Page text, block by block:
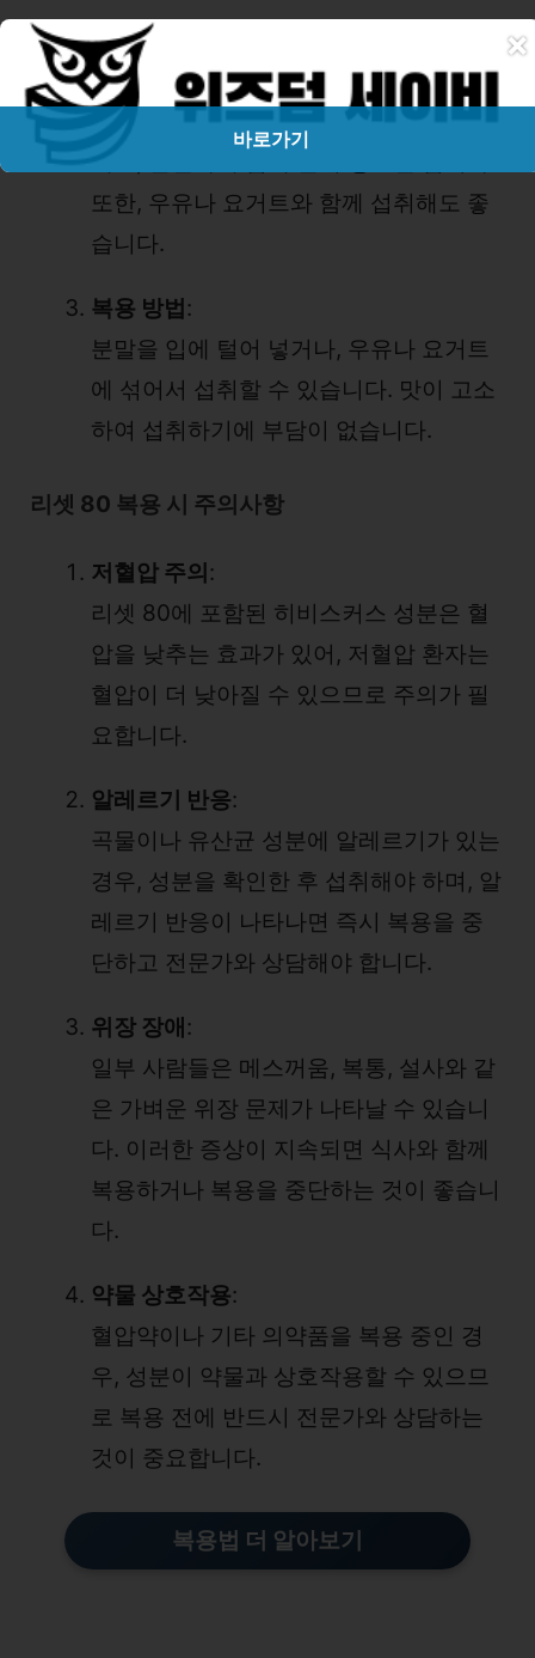
복용 시간
일반적으로 식후에 섭취하는 것이 좋습니
다. 물 없이도 섭취 가능한 분말형 스틱 형
태로, 간편하게 입에 털어 넣으면 됩니다.
또한, 우유나 요거트와 함께 섭취해도 좋
습니다.
복용 방법 :
분말을 입에 털어 넣거나, 우유나 요거트
에 섞어서 섭취할 수 있습니다. 맛이 고소
하여 섭취하기에 부담이 없습니다.
리셋 80 복용 시 주의사항
저혈압 주의:
리셋 80에 포함된 히비스커스 성분은 혈
압을 낮추는 효과가 있어, 저혈압 환자는
혈압이 더 낮아질 수 있으므로 주의가 필
요합니다.
알레르기 반응:
곡물이나 유산균 성분에 알레르기가 있는
경우, 성분을 확인한 후 섭취해야 하며, 알
레르기 반응이 나타나면 즉시 복용을 중
단하고 전문가와 상담해야 합니다.
위장 장애:
일부 사람들은 메스꺼움, 복통, 설사와 같
은 가벼운 위장 문제가 나타날 수 있습니
다. 이러한 증상이 지속되면 식사와 함께
복용하거나 복용을 중단하는 것이 좋습니
다.
약물 상호작용:
혈압약이나 기타 의약품을 복용 중인 경
우, 성분이 약물과 상호작용할 수 있으므
로 복용 전에 반드시 전문가와 상담하는
것이 중요합니다.
복용법 더 알아보기
×
바로가기